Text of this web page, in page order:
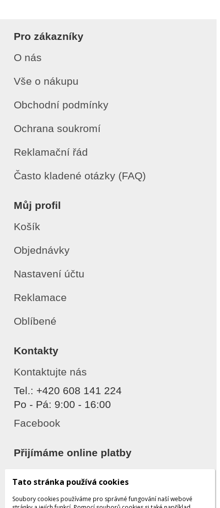
Pro zákazníky
O nás
Vše o nákupu
Obchodní podmínky
Ochrana soukromí
Reklamační řád
Často kladené otázky (FAQ)
Můj profil
Košík
Objednávky
Nastavení účtu
Reklamace
Oblíbené
Kontakty
Kontaktujte nás
Tel.: +420 608 141 224
Po - Pá: 9:00 - 16:00
Facebook
Přijímáme online platby
Tato stránka používá cookies
Soubory cookies používáme pro správné fungování naší webové